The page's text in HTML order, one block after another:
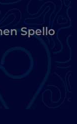
Spello